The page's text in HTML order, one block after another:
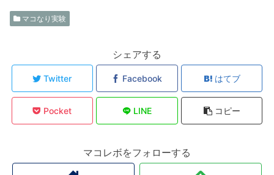
マコなり実験
シェアする
Twitter Facebook はてブ
Pocket LINE コピー
マコレボをフォローする